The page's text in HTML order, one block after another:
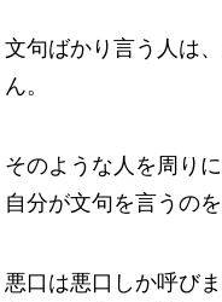
文句ばかり言う人は
ん。
そのような人を周り
自分が文句を言うの
悪口は悪口しか呼びま